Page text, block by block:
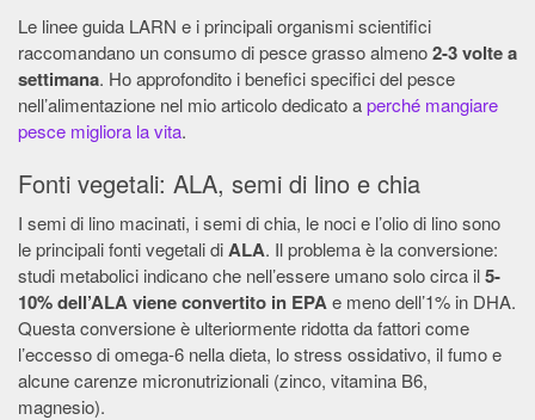
Le linee guida LARN e i principali organismi scientifici
raccomandano un consumo di pesce grasso almeno2-3 volte a
settimana. Ho approfondito i benefici specifici del pesce
nell’alimentazione nel mio articolo dedicato aperché mangiare
pesce migliora la vita.
Fonti vegetali: ALA, semi di lino e chia
I semi di lino macinati, i semi di chia, le noci e l’olio di lino sono
le principali fonti vegetali diALA. Il problema è la conversione:
studi metabolici indicano che nell’essere umano solo circa il5-
10% dell’ALA viene convertito in EPAe meno dell’1% in DHA.
Questa conversione è ulteriormente ridotta da fattori come
l’eccesso di omega-6 nella dieta, lo stress ossidativo, il fumo e
alcune carenze micronutrizionali (zinco, vitamina B6,
magnesio).